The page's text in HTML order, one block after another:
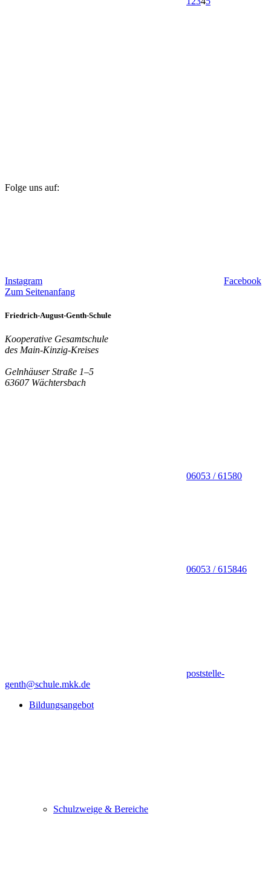
Folge uns auf:
Instagram
Facebook
Zum Seitenanfang
Friedrich-August-Genth-Schule
Kooperative Gesamtschule
des Main-Kinzig-Kreises
Gelnhäuser Straße 1–5
63607 Wächtersbach
06053 / 61580
06053 / 615846
poststelle-
genth@schule.mkk.de
Bildungsangebot
Schulzweige & Bereiche